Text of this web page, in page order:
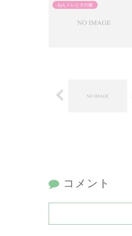
ねんトレとその後
コメント